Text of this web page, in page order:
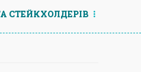
СТЕЙКХОЛДЕРIВ